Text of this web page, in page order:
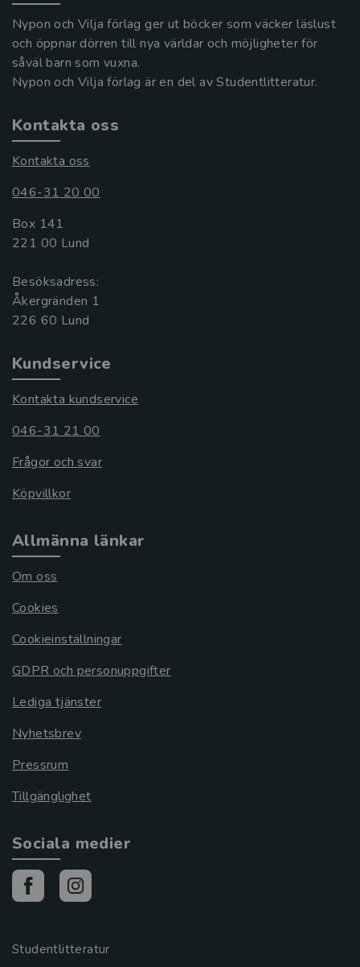
Nypon och Vilja förlag ger ut böcker som väcker läslust
och öppnar dörren till nya världar och möjligheter för
såväl barn som vuxna.
Nypon och Vilja förlag är en del av Studentlitteratur.
Kontakta oss
Kontakta oss
046-31 20 00
Box 141
221 00 Lund
Besöksadress:
Åkergränden 1
Kundservice
Kontakta kundservice
046-31 21 00
Frågor och svar
Köpvillkor
Allmänna länkar
Om oss
Cookies
Cookieinställningar
GDPR och personuppgifter
Lediga tjänster
Nyhetsbrev
Pressrum
Tillgänglighet
Sociala medier
Studentlitteratur